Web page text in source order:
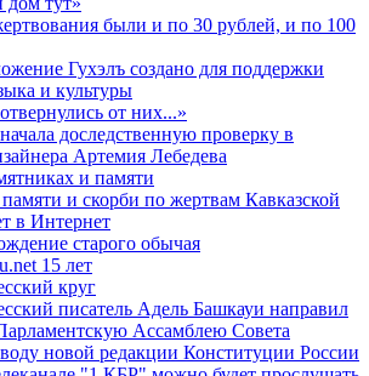
были и по 30 рублей, и по 100
Гухэлъ создано для поддержки
и культуры
от них...»
доследственную проверку в
Артемия Лебедева
и памяти
и скорби по жертвам Кавказской
в Интернет
старого обычая
15 лет
круг
писатель Адель Башкауи направил
Ассамблею Совета
новой редакции Конституции России